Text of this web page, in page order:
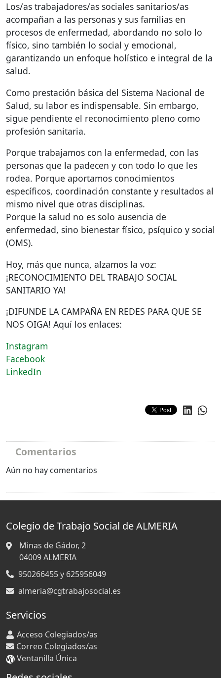
Los/as trabajadores/as sociales sanitarios/as
acompañan a las personas y sus familias en
procesos de enfermedad, abordando no solo lo
físico, sino también lo social y emocional,
garantizando un enfoque holístico e integral de la
salud.
Como prestación básica del Sistema Nacional de
Salud, su labor es indispensable. Sin embargo,
sigue pendiente el reconocimiento pleno como
profesión sanitaria.
Porque trabajamos con la enfermedad, con las
personas que la padecen y con todo lo que les
rodea. Porque aportamos conocimientos
específicos, coordinación constante y resultados al
mismo nivel que otras disciplinas.
Porque la salud no es solo ausencia de
enfermedad, sino bienestar físico, psíquico y social
(OMS).
Hoy, más que nunca, alzamos la voz:
¡RECONOCIMIENTO DEL TRABAJO SOCIAL
SANITARIO YA!
¡DIFUNDE LA CAMPAÑA EN REDES PARA QUE SE
NOS OIGA! Aquí los enlaces:
Instagram
Facebook
LinkedIn
Comentarios
Aún no hay comentarios
Colegio de Trabajo Social de ALMERIA
Minas de Gádor, 2
04009ALMERIA
950266455 y 625956049
almeria@cgtrabajosocial.es
Servicios
Acceso Colegiados/as
Correo Colegiados/as
Ventanilla Única